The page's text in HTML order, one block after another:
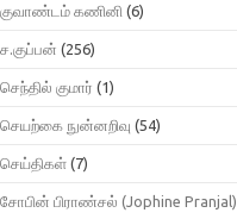
குவாண்டம் கணினி (6)
ச.குப்பன் (256)
செந்தில் குமார் (1)
செயற்கை நுன்னறிவு (54)
செய்திகள் (7)
சோபின் பிராண்சல் (Jophine Pranjal)